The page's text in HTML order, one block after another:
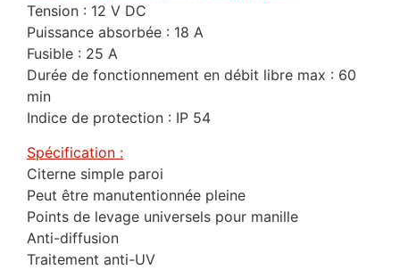
Tension : 12 V DC
Puissance absorbée : 18 A
Fusible : 25 A
Durée de fonctionnement en débit libre max : 60
min
Indice de protection : IP 54
Spécification :
Citerne simple paroi
Peut être manutentionnée pleine
Points de levage universels pour manille
Anti-diffusion
Traitement anti-UV